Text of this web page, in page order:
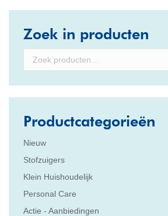
Zoek in producten
Productcategorieën
Nieuw
Stofzuigers
Klein Huishoudelijk
Personal Care
Actie - Aanbiedingen